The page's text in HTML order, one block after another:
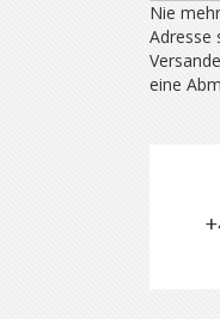
Nie
Adresse
eine